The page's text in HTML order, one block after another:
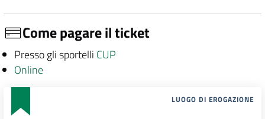
Come pagare il ticket
Presso gli sportelli CUP
Online
LUOGO DI EROGAZIONE